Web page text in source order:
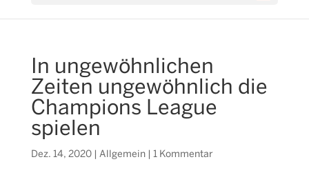
In ungewöhnlichen
Zeiten ungewöhnlich die
Champions League
spielen
Dez. 14, 2020| Allgemein| 1 Kommentar